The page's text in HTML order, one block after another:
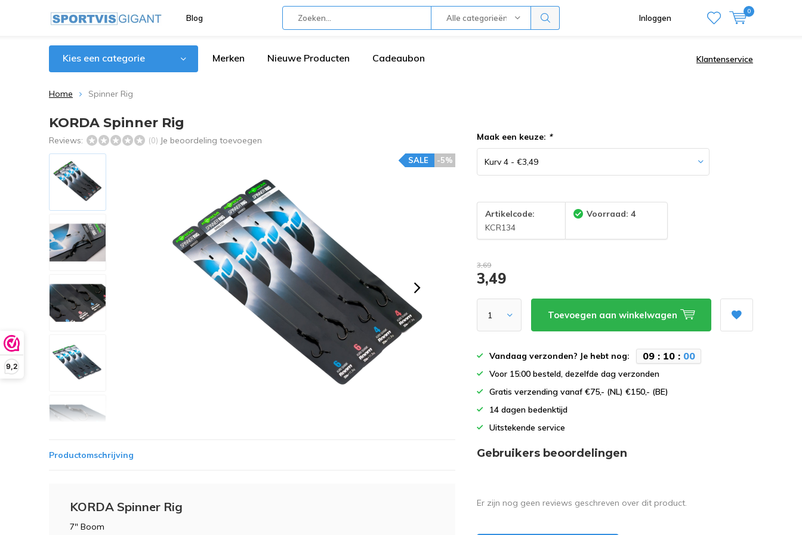
9,2
Blog Alle categorieën Inloggen
0
Kies een categorie Merken Nieuwe Producten Cadeaubon Klantenservice
Home Spinner Rig
KORDA Spinner Rig
Reviews: (0) Je beoordeling toevoegen
-5%
SALE
Maak een keuze: *
Artikelcode:
KCR134
Voorraad: 4
3,69
3,49
Toevoegen aan winkelwagen
Vandaag verzonden? Je hebt nog: 09: 09: 59
Voor 15:00 besteld, dezelfde dag verzonden
Gratis verzending vanaf €75,- (NL) €150,- (BE)
14 dagen bedenktijd
Uitstekende service
Productomschrijving
KORDA Spinner Rig
7" Boom
Gebruikers beoordelingen
Er zijn nog geen reviews geschreven over dit product.